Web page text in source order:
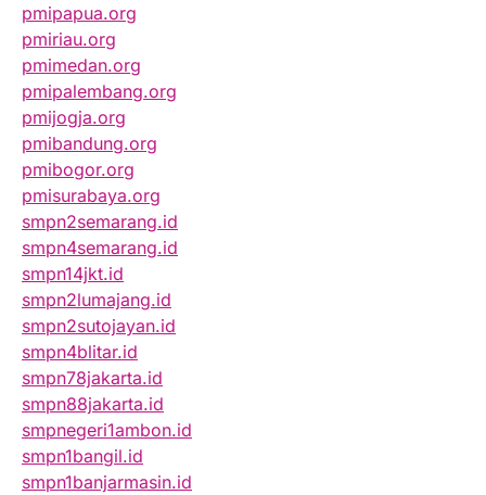
pmipapua.org
pmiriau.org
pmimedan.org
pmipalembang.org
pmijogja.org
pmibandung.org
pmibogor.org
pmisurabaya.org
smpn2semarang.id
smpn4semarang.id
smpn14jkt.id
smpn2lumajang.id
smpn2sutojayan.id
smpn4blitar.id
smpn78jakarta.id
smpn88jakarta.id
smpnegeri1ambon.id
smpn1bangil.id
smpn1banjarmasin.id